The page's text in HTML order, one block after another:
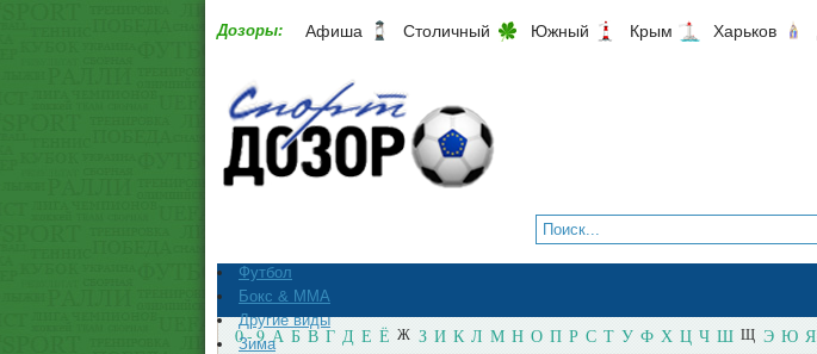
Дозоры: Афиша Столичный Южный Крым Харьков
Футбол
Бокс & ММА
Другие виды
Зима
0 - 9 А Б В Г Д Е Ё Ж З И К Л М Н О П Р С Т У Ф Х Ц Ч Ш Щ Э Ю Я